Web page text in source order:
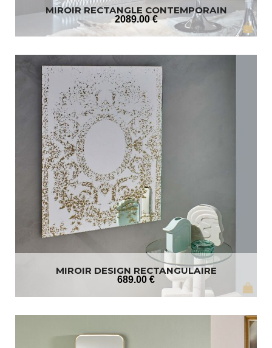
MIROIR RECTANGLE CONTEMPORAIN
2089.00 €
MIROIR DESIGN RECTANGULAIRE
689.00 €